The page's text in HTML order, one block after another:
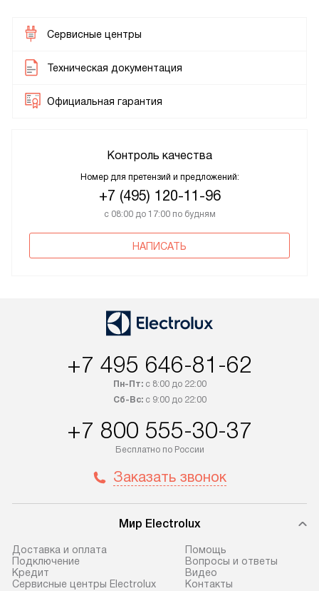
Сервисные центры
Техническая документация
Официальная гарантия
Контроль качества
Номер для претензий и предложений:
+7 (495) 120-11-96
с 08:00 до 17:00 по будням
НАПИСАТЬ
+7 495 646-81-62
Пн-Пт:с 8:00 до 22:00
Сб-Вс:с 9:00 до 22:00
+7 800 555-30-37
Бесплатно по России
Заказать звонок
Мир Electrolux
Доставка и оплата
Подключение
Кредит
Сервисные центры Electrolux
Помощь
Вопросы и ответы
Видео
Контакты